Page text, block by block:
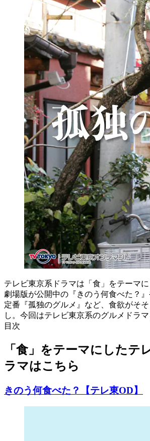
テレビ東京系ドラマは「食」をテーマに
劇場版が公開中の『きのう何食べた？
定番『孤独のグルメ』など、食欲がそ
し。今回はテレビ東京系のグルメドラマ
目次
「食」をテーマにしたテ
ラマはこちら
きのう何食べた？【テレ東OD】